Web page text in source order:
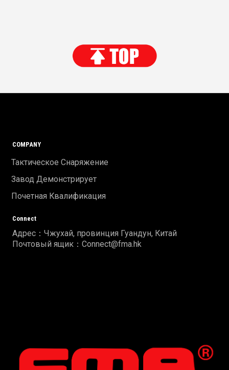
COMPANY
Тактическое Снаряжение
Завод Демонстрирует
Почетная Квалификация
Connect
Адрес：Чжухай, провинция Гуандун, Китай
Почтовый ящик：Connect@fma.hk